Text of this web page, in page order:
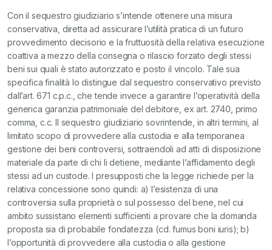
Con il sequestro giudiziario s’intende ottenere una misura
conservativa, diretta ad assicurare l’utilità pratica di un futuro
provvedimento decisorio e la fruttuosità della relativa esecuzione
coattiva a mezzo della consegna o rilascio forzato degli stessi
beni sui quali è stato autorizzato e posto il vincolo. Tale sua
specifica finalità lo distingue dal sequestro conservativo previsto
dall’art. 671 c.p.c., che tende invece a garantire l’operatività della
generica garanzia patrimoniale del debitore, ex art. 2740, primo
comma, c.c. Il sequestro giudiziario sovrintende, in altri termini, al
limitato scopo di provvedere alla custodia e alla temporanea
gestione dei beni controversi, sottraendoli ad atti di disposizione
materiale da parte di chi li detiene, mediante l’affidamento degli
stessi ad un custode. I presupposti che la legge richiede per la
relativa concessione sono quindi: a) l’esistenza di una
controversia sulla proprietà o sul possesso del bene, nel cui
ambito sussistano elementi sufficienti a provare che la domanda
proposta sia di probabile fondatezza (cd. fumus boni iuris); b)
l’opportunità di provvedere alla custodia o alla gestione